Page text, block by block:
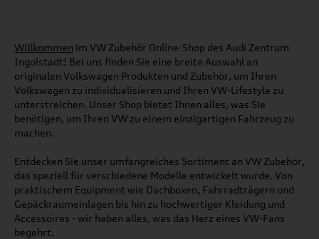
Willkommen im VW Zubehör Online-Shop des Audi Zentrum
Ingolstadt! Bei uns finden Sie eine breite Auswahl an
originalen Volkswagen Produkten und Zubehör, um Ihren
Volkswagen zu individualisieren und Ihren VW-Lifestyle zu
unterstreichen. Unser Shop bietet Ihnen alles, was Sie
benötigen, um Ihren VW zu einem einzigartigen Fahrzeug zu
machen.
Entdecken Sie unser umfangreiches Sortiment an VW Zubehör,
das speziell für verschiedene Modelle entwickelt wurde. Von
praktischem Equipment wie Dachboxen, Fahrradträgern und
Gepäckraumeinlagen bis hin zu hochwertiger Kleidung und
Accessoires - wir haben alles, was das Herz eines VW-Fans
begehrt.